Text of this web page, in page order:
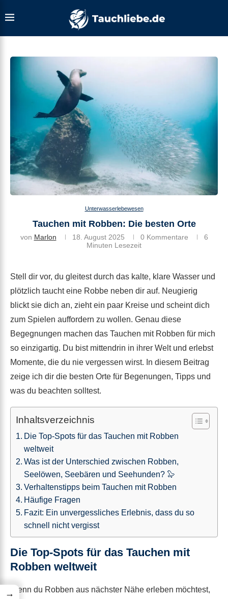
Unterwasserlebewesen
Tauchen mit Robben: Die besten Orte
von Marlon 18. August 2025 0 Kommentare
6
Minuten Lesezeit
Stell dir vor, du gleitest durch das kalte, klare Wasser und
plötzlich taucht eine Robbe neben dir auf. Neugierig
blickt sie dich an, zieht ein paar Kreise und scheint dich
zum Spielen auffordern zu wollen. Genau diese
Begegnungen machen das Tauchen mit Robben für mich
so einzigartig. Du bist mittendrin in ihrer Welt und erlebst
Momente, die du nie vergessen wirst. In diesem Beitrag
zeige ich dir die besten Orte für Begenungen, Tipps und
was du beachten solltest.
Inhaltsverzeichnis
Die Top-Spots für das Tauchen mit Robben
weltweit
Was ist der Unterschied zwischen Robben,
Seelöwen, Seebären und Seehunden? 🦭
Verhaltenstipps beim Tauchen mit Robben
Häufige Fragen
Fazit: Ein unvergessliches Erlebnis, dass du so
schnell nicht vergisst
Die Top-Spots für das Tauchen mit
Robben weltweit
Wenn du Robben aus nächster Nähe erleben möchtest,
→